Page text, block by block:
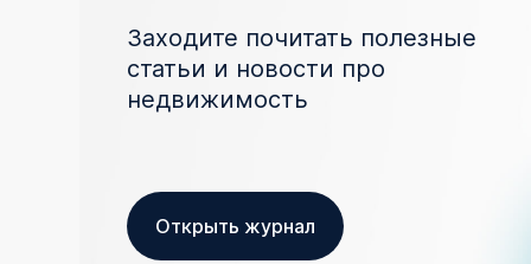
Заходите почитать полезные
статьи и новости про
недвижимость
Открыть журнал